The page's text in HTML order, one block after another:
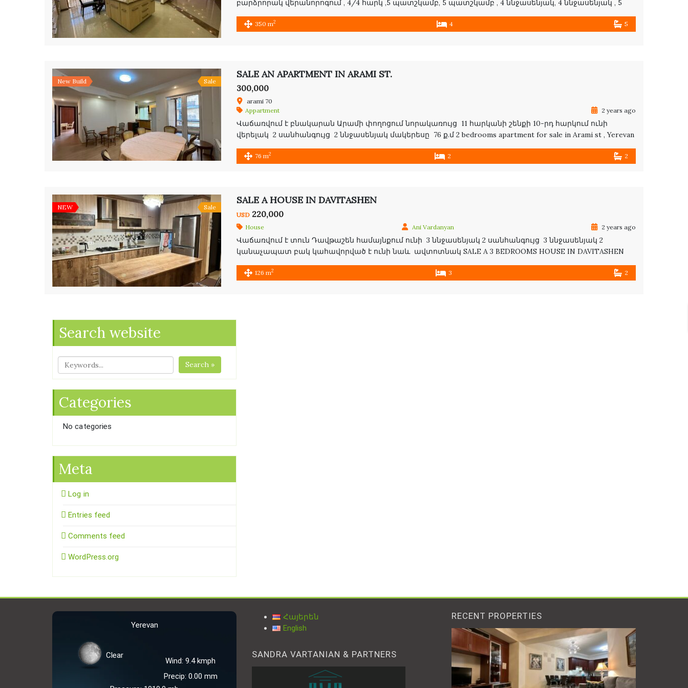
բարձրորակ վերանորոգում , 4/4 հարկ ,5 պատշկամբ, 5 պատշկամբ , 4 ննջասենյակ, 4 ննջասենյակ , 5
350 m2 4 5
New Build Sale
SALE AN APARTMENT IN ARAMI ST.
300,000
arami 70
Appartment
2 years ago
Վաճառվում է բնակարան Արամի փողոցում նորակառույց 11 հարկանի շենքի 10-րդ հարկում ունի
վերելակ 2 սանհանգույց 2 ննջասենյակ մակերեսը 76 ք.մ 2 bedrooms apartment for sale in Arami st , Yerevan
76 m2 2 2
NEW Sale
SALE A HOUSE IN DAVITASHEN
USD 220,000
House Ani Vardanyan 2 years ago
Վաճառվում է տուն Դավթաշեն համայնքում ունի 3 ննջասենյակ 2 սանհանգույց 3 ննջասենյակ 2
կանաչապատ բակ կահավորված է ունի նաև ավտոտնակ SALE A 3 BEDROOMS HOUSE IN DAVITASHEN
126 m2 3 2
Search website
Search »
Categories
No categories
Meta
Log in
Entries feed
Comments feed
WordPress.org
Yerevan
Clear
Wind: 9.4 kmph
Precip: 0.00 mm
Հայերեն
English
SANDRA VARTANIAN & PARTNERS
RECENT PROPERTIES